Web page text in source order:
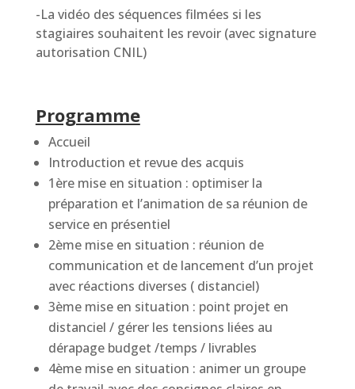
-La vidéo des séquences filmées si les
stagiaires souhaitent les revoir (avec signature
autorisation CNIL)
Programme
Accueil
Introduction et revue des acquis
1ère mise en situation : optimiser la
préparation et l’animation de sa réunion de
service en présentiel
2ème mise en situation : réunion de
communication et de lancement d’un projet
avec réactions diverses ( distanciel)
3ème mise en situation : point projet en
distanciel / gérer les tensions liées au
dérapage budget /temps / livrables
4ème mise en situation : animer un groupe